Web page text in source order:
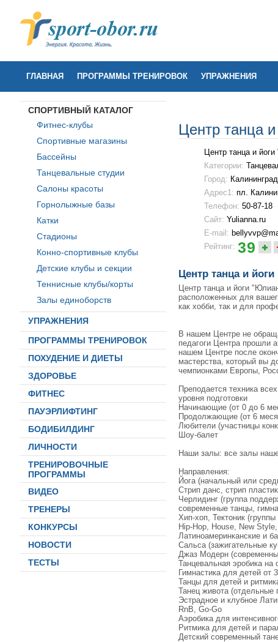
ГЛАВНАЯ ПРОГРАММЫ ТРЕНИРОВОК УПРАЖНЕНИЯ
СПОРТИВНЫЙ КАТАЛОГ
Фитнес-клубы
Спортивные магазины
Бассейны
Танцевальные студии
Салоны красоты
Горнолыжные базы
Катки
Стадионы
Конно-спортивные клубы
Детские клубы и секции
Теннисные клубы/корты
Залы единоборств
УПРАЖНЕНИЯ
ПРОГРАММЫ ТРЕНИРОВОК
ПОХУДЕНИЕ И ДИЕТЫ
ЗДОРОВЬЕ
ФИТНЕС
ПАУЭРЛИФТИНГ
БОДИБИЛДИНГ
ЛИЧНОСТИ
ТРЕНИРОВОЧНЫЕ
ПРОГРАММЫ
ВИДЕО
ТРЕНЕРЫ
КОНКУРСЫ
НОВОСТИ
ТЕСТЫ
Центр танца
Центр танца и
Категории:
Город:
Адрес1: пл.
Телефон: 50-87-18
Сайт: Yulianna.ru
E-mail:
Рейтинг: 39
Центр танца и
Центр танца и йоги
расположенных для
как хобби, так и для
В нашем Центре не
педагоги Центра прошли
нашем Центре после
мастерства, который вы
чемпионками Европы,
Преподается техника
уровня подготовки
Начинающие (от 0 до 6
Продолжающие (от 6
Любители (участницы
Шоу-балет
Наши залы: все залы
Направления:
Йога (начальный или
Стрип данс, стрип
Черлидинг (группа
современные танцы,
Хип-хоп, Тектоник
Hip-Hop, House, New
Латиноамеринканские и
Сальса (зажигательные
Джаз Модерн
Танцевальная эробика на
Гимнастика для детей от
Танцы для детей и
Танец живота (отдельные
Эстрадное и клубное
RnB, Go-Go
Аэробика для
Ритмика для детей и
Детский современный